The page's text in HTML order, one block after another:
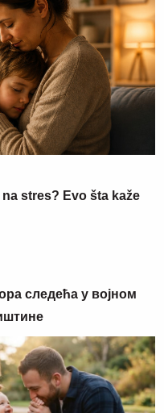
stres? Evo šta kaže
следећа у војном